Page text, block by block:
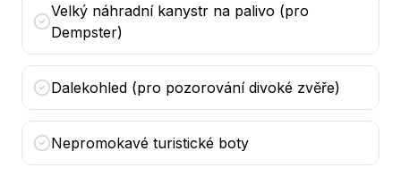
Velký náhradní kanystr na palivo (pro
Dempster)
Dalekohled (pro pozorování divoké zvěře)
Nepromokavé turistické boty